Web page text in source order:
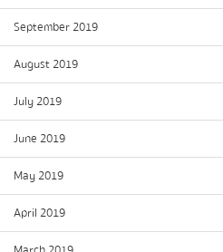
September 2019
August 2019
July 2019
June 2019
May 2019
April 2019